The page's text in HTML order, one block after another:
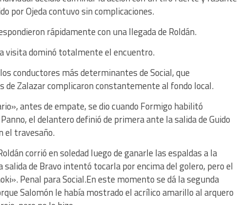
por Ojeda contuvo sin complicaciones.
rápidamente con una llegada de Roldán.
visita dominó totalmente el encuentro.
conductores más determinantes de Social, que
de Zalazar complicaron constantemente al fondo local.
antes de empate, se dio cuando Formigo habilitó
el delantero definió de primera ante la salida de Guido
el travesaño.
corrió en soledad luego de ganarle las espaldas a la
de Bravo intentó tocarla por encima del golero, pero el
Penal para Social.En este momento se dá la segunda
Salomón le había mostrado el acrílico amarillo al arquero